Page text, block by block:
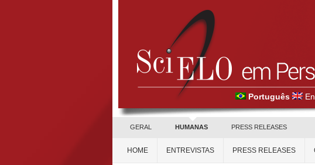
Português
GERAL HUMANAS PRESS RELEASES
HOME ENTREVISTAS PRESS RELEASES